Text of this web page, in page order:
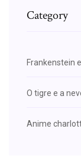
Category
Frankenstein
O tigre e a
Anime